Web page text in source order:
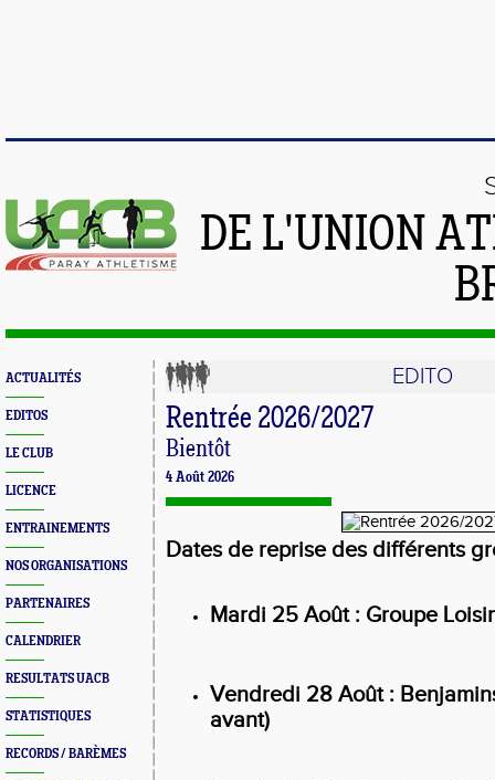
DE L'UNION
ACTUALITÉS
EDITOS
LE CLUB
LICENCE
ENTRAINEMENTS
NOS ORGANISATIONS
PARTENAIRES
CALENDRIER
RESULTATS UACB
STATISTIQUES
RECORDS / BARÈMES
EDITO
Rentrée 2026/2027
Bientôt
4 Août 2026
Dates de reprise des différents
Mardi 25 Août : Groupe
Vendredi 28 Août :
avant)